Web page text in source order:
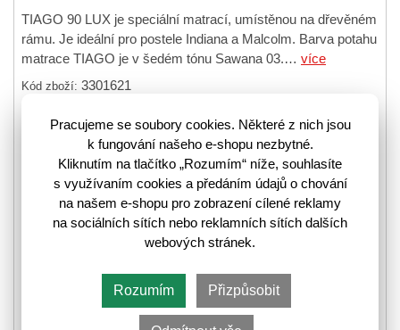
TIAGO 90 LUX je speciální matrací, umístěnou na dřevěném
rámu. Je ideální pro postele Indiana a Malcolm. Barva potahu
matrace TIAGO je v šedém tónu Sawana 03.… více
Kód zboží: 3301621
❚❚Skladem poslední kus
⛟Informace k odeslání zboží
🛈8 246,- 6 494,-
Pracujeme se soubory cookies. Některé z nich jsou
k fungování našeho e-shopu nezbytné.
Kliknutím na tlačítko „Rozumím“ níže, souhlasíte
s využívaním cookies a předáním údajů o chování
na našem e-shopu pro zobrazení cílené reklamy
na sociálních sítích nebo reklamních sítích dalších
webových stránek.
Rozumím Přizpůsobit